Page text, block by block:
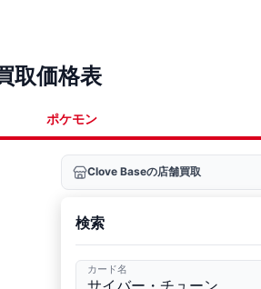
取価格表
ポケモン
Clove Baseの店舗買取
検索
カード名